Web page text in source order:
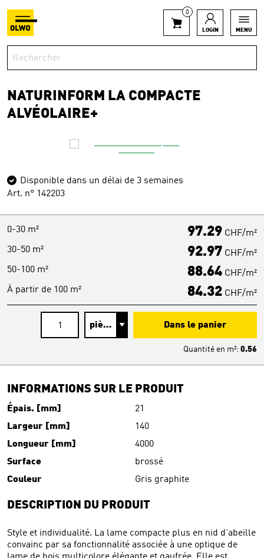
0
LOGIN MENU
NATURINFORM LA COMPACTE
ALVÉOLAIRE+
Disponible dans un délai de 3 semaines
Art. n° 142203
0-30 m² 97.29 CHF/m²
30-50 m²
92.97 CHF/m²
50-100 m²
88.64 CHF/m²
À partir de 100 m²
84.32 CHF/m²
Dans le panier
Quantité en m²: 0.56
INFORMATIONS SUR LE PRODUIT
Épais. [mm]
21
Largeur [mm]
140
Longueur [mm]
4000
Surface
brossé
Couleur
Gris graphite
DESCRIPTION DU PRODUIT
Style et individualité. La lame compacte plus en nid d'abeille
convainc par sa fonctionnalité associée à une optique de